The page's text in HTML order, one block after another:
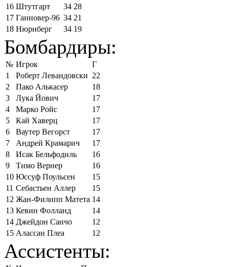
16 Штутгарт 34 28
17 Ганновер-96 34 21
18 Нюрнберг 34 19
Бомбардиры:
№ Игрок
Г
1
Роберт Левандовски 22
2
Пако Алькасер
18
3
Лука Йович
17
4
Марко Ройс
17
5
Кай Хаверц
17
6
Ваутер Вегорст
17
7
Андрей Крамарич
17
8
Исак Бельфодиль
16
9
Тимо Вернер
16
10 Юссуф Поульсен
15
11 Себастьен Аллер
15
12 Жан-Филипп Матета 14
13 Кевин Фолланд
14
14 Джейдон Санчо
12
15 Алассан Плеа 12
Ассистенты: